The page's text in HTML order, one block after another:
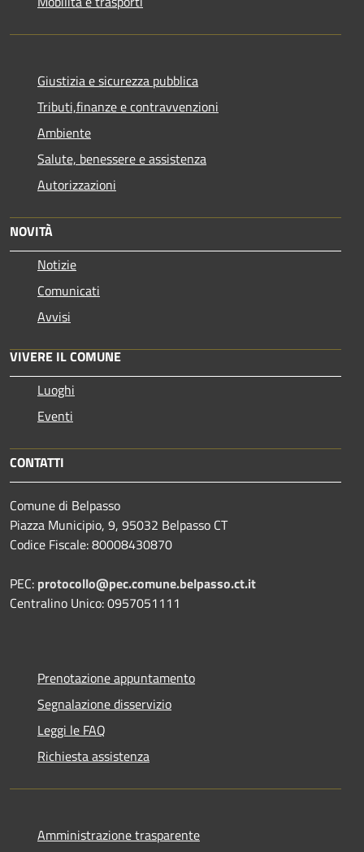
Giustizia e sicurezza pubblica
Tributi,finanze e contravvenzioni
Ambiente
Salute, benessere e assistenza
Autorizzazioni
NOVITÀ
Notizie
Comunicati
Avvisi
VIVERE IL COMUNE
Luoghi
Eventi
CONTATTI
Comune di Belpasso
Piazza Municipio, 9, 95032 Belpasso CT
Codice Fiscale: 80008430870
PEC: protocollo@pec.comune.belpasso.ct.it
Centralino Unico: 0957051111
Prenotazione appuntamento
Segnalazione disservizio
Leggi le FAQ
Richiesta assistenza
Amministrazione trasparente